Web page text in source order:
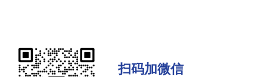
扫码加微信